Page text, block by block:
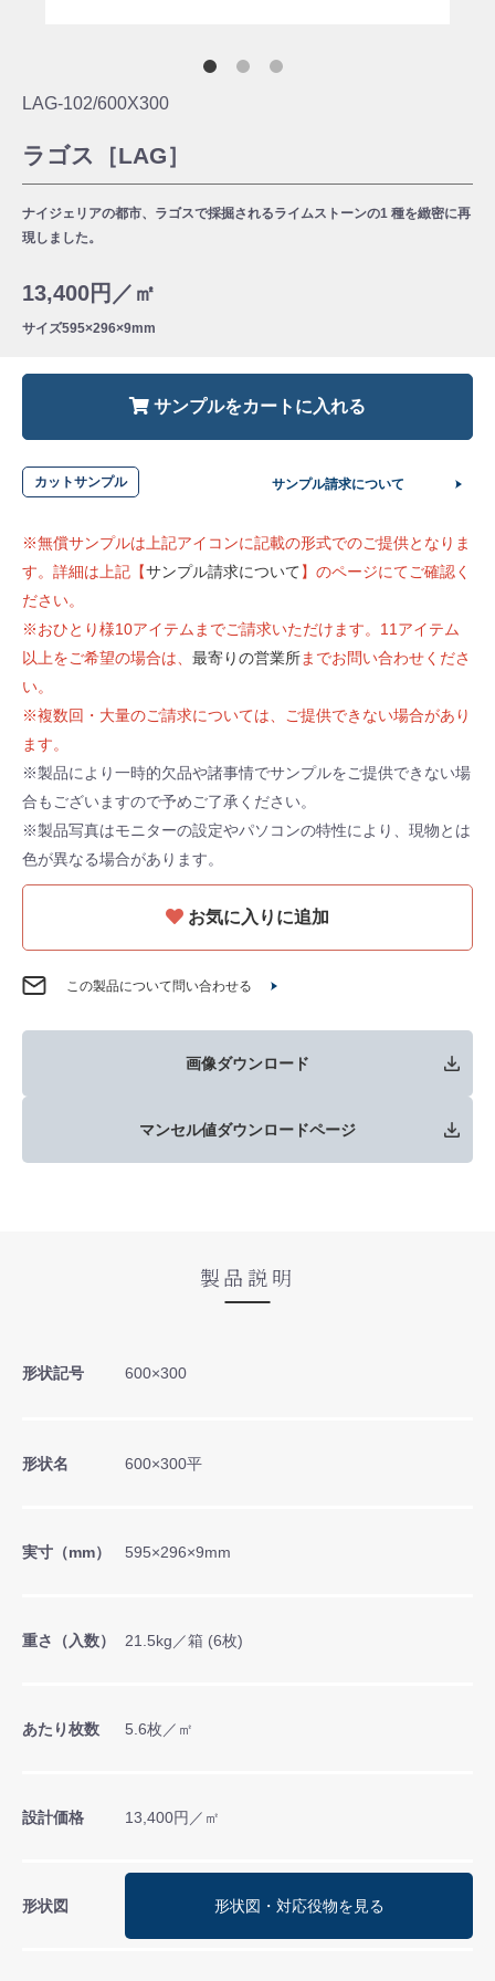
LAG-102/600X300
ラゴス［LAG］
ナイジェリアの都市、ラゴスで採掘されるライムストーンの1 種を緻密に再
現しました。
13,400円／㎡
サイズ595×296×9mm
サンプルをカートに入れる
カットサンプル サンプル請求について
※無償サンプルは上記アイコンに記載の形式でのご提供となりま
す。詳細は上記【サンプル請求について】のページにてご確認く
ださい。
※おひとり様10アイテムまでご請求いただけます。11アイテム
以上をご希望の場合は、 最寄りの営業所までお問い合わせくださ
い。
※複数回・大量のご請求については、ご提供できない場合があり
ます。
※製品により一時的欠品や諸事情でサンプルをご提供できない場
合もございますので予めご了承ください。
※製品写真はモニターの設定やパソコンの特性により、現物とは
色が異なる場合があります。
お気に入りに追加
この製品について問い合わせる
画像ダウンロード
マンセル値ダウンロードページ
製品説明
形状記号 600×300
形状名 600×300平
実寸（mm） 595×296×9mm
重さ（入数） 21.5kg／箱 (6枚)
あたり枚数 5.6枚／㎡
設計価格 13,400円／㎡
形状図 形状図・対応役物を見る